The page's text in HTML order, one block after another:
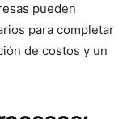
pueden
para completar
de costos y un